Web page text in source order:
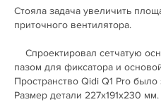
Стояла задача увеличить
приточного вентилятора.
Спроектировал сетчатую
пазом для фиксатора и
Пространство Qidi Q1 Pro
Размер детали 227х191х230 мм.